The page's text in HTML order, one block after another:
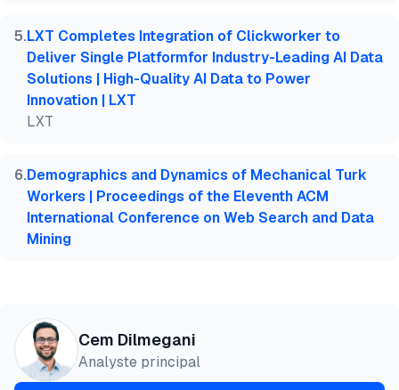
5.LXT Completes Integration of Clickworker to
Deliver Single Platformfor Industry-Leading AI Data
Solutions | High-Quality AI Data to Power
Innovation | LXT
LXT
6.Demographics and Dynamics of Mechanical Turk
Workers | Proceedings of the Eleventh ACM
International Conference on Web Search and Data
Mining
Cem Dilmegani
Analyste principal